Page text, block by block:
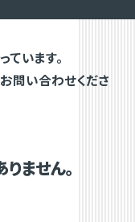
います。
問い合わせくださ
ません。